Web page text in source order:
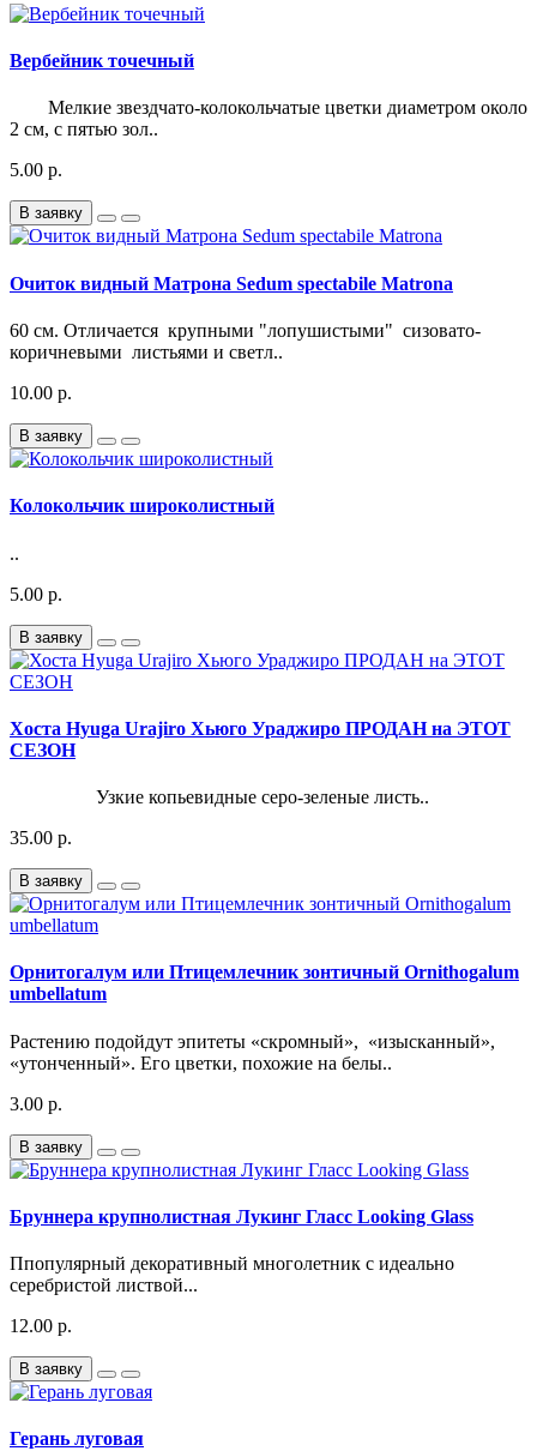
Вербейник точечный
Мелкие звездчато-колокольчатые цветки диаметром около
2 см, с пятью зол..
5.00 р.
В заявку
Очиток видный Матрона Sedum spectabile Matrona
60 см. Отличается крупными "лопушистыми" сизовато-
коричневыми листьями и светл..
10.00 р.
В заявку
Колокольчик широколистный
..
5.00 р.
В заявку
Хоста Hyuga Urajiro Хьюго Ураджиро ПРОДАН на ЭТОТ
СЕЗОН
Узкие копьевидные серо-зеленые листь..
35.00 р.
В заявку
Орнитогалум или Птицемлечник зонтичный Ornithogalum
umbellatum
Растению подойдут эпитеты «скромный», «изысканный»,
«утонченный». Его цветки, похожие на белы..
3.00 р.
В заявку
Бруннера крупнолистная Лукинг Гласс Looking Glass
Ппопулярный декоративный многолетник с идеально
серебристой листвой...
12.00 р.
В заявку
Герань луговая